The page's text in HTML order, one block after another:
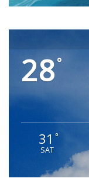
28°
31 °
SAT